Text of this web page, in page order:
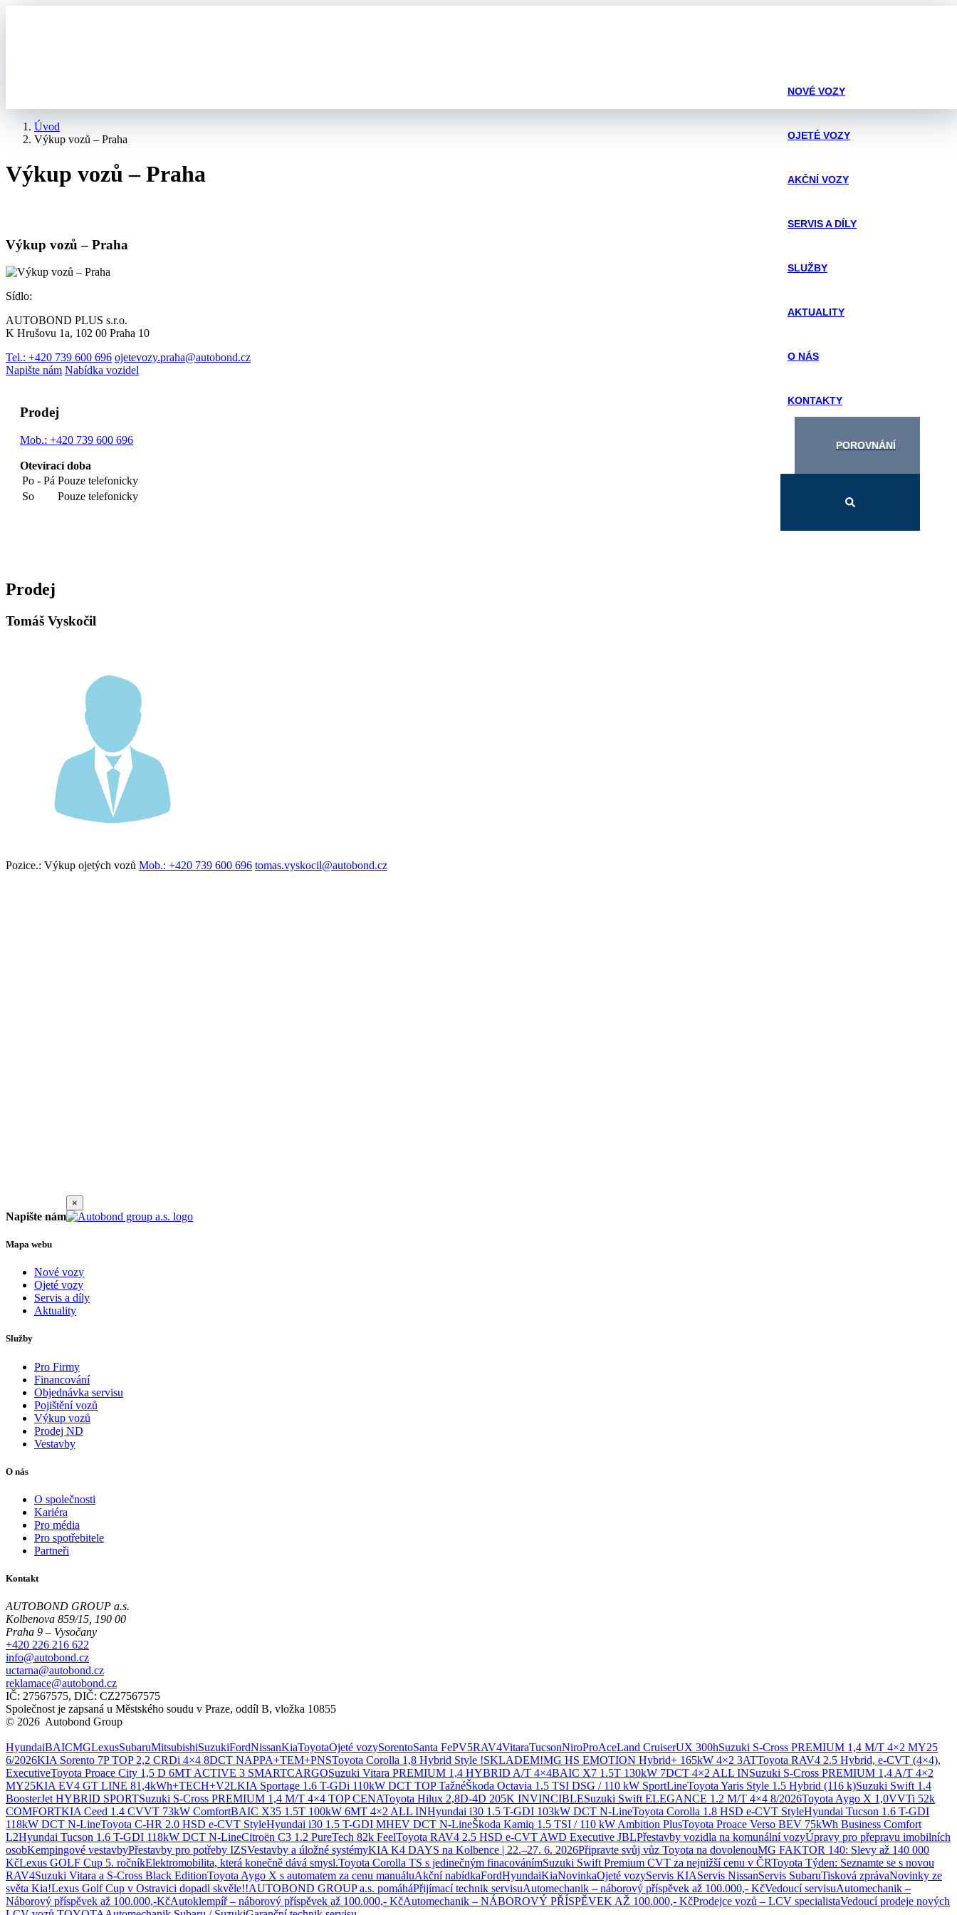
NOVÉ VOZY
OJETÉ VOZY
AKČNÍ VOZY
SERVIS A DÍLY
SLUŽBY
AKTUALITY
O NÁS
KONTAKTY
POROVNÁNÍ
Úvod
Výkup vozů – Praha
Výkup vozů – Praha
Výkup vozů – Praha
Sídlo:
AUTOBOND PLUS s.r.o.
K Hrušovu 1a, 102 00 Praha 10
Tel.: +420 739 600 696 ojetevozy.praha@autobond.cz
Napište nám Nabídka vozidel
Prodej
Mob.: +420 739 600 696
Otevírací doba
Po - Pá Pouze telefonicky
So
Pouze telefonicky
Prodej
Tomáš Vyskočil
Pozice.: Výkup ojetých vozů Mob.: +420 739 600 696 tomas.vyskocil@autobond.cz
Napište nám
×
Mapa webu
Nové vozy
Ojeté vozy
Servis a díly
Aktuality
Služby
Pro Firmy
Financování
Objednávka servisu
Pojištění vozů
Výkup vozů
Prodej ND
Vestavby
O nás
O společnosti
Kariéra
Pro média
Pro spotřebitele
Partneři
Kontakt
AUTOBOND GROUP a.s.
Kolbenova 859/15, 190 00
Praha 9 – Vysočany
+420 226 216 622
info@autobond.cz
uctarna@autobond.cz
reklamace@autobond.cz
IČ: 27567575, DIČ: CZ27567575
Společnost je zapsaná u Městského soudu v Praze, oddíl B, vložka 10855
© 2026 Autobond Group
HyundaiBAICMGLexusSubaruMitsubishiSuzukiFordNissanKiaToyotaOjeté vozySorentoSanta FePV5RAV4VitaraTucsonNiroProAceLand CruiserUX 300hSuzuki S-Cross PREMIUM 1,4 M/T 4×2 MY25
6/2026KIA Sorento 7P TOP 2,2 CRDi 4×4 8DCT NAPPA+TEM+PNSToyota Corolla 1,8 Hybrid Style !SKLADEM!MG HS EMOTION Hybrid+ 165kW 4×2 3ATToyota RAV4 2.5 Hybrid, e-CVT (4×4),
ExecutiveToyota Proace City 1,5 D 6MT ACTIVE 3 SMARTCARGOSuzuki Vitara PREMIUM 1,4 HYBRID A/T 4×4BAIC X7 1.5T 130kW 7DCT 4×2 ALL INSuzuki S-Cross PREMIUM 1,4 A/T 4×2
MY25KIA EV4 GT LINE 81,4kWh+TECH+V2LKIA Sportage 1.6 T-GDi 110kW DCT TOP TažnéŠkoda Octavia 1.5 TSI DSG / 110 kW SportLineToyota Yaris Style 1.5 Hybrid (116 k)Suzuki Swift 1.4
BoosterJet HYBRID SPORTSuzuki S-Cross PREMIUM 1,4 M/T 4×4 TOP CENAToyota Hilux 2,8D-4D 205K INVINCIBLESuzuki Swift ELEGANCE 1.2 M/T 4×4 8/2026Toyota Aygo X 1,0VVTi 52k
COMFORTKIA Ceed 1.4 CVVT 73kW ComfortBAIC X35 1.5T 100kW 6MT 4×2 ALL INHyundai i30 1.5 T-GDI 103kW DCT N-LineToyota Corolla 1.8 HSD e-CVT StyleHyundai Tucson 1.6 T-GDI
118kW DCT N-LineToyota C-HR 2.0 HSD e-CVT StyleHyundai i30 1.5 T-GDI MHEV DCT N-LineŠkoda Kamiq 1.5 TSI / 110 kW Ambition PlusToyota Proace Verso BEV 75kWh Business Comfort
L2Hyundai Tucson 1.6 T-GDI 118kW DCT N-LineCitroën C3 1.2 PureTech 82k FeelToyota RAV4 2.5 HSD e-CVT AWD Executive JBLPřestavby vozidla na komunální vozyÚpravy pro přepravu imobilních
osobKempingové vestavbyPřestavby pro potřeby IZSVestavby a úložné systémyKIA K4 DAYS na Kolbence | 22.–27. 6. 2026Připravte svůj vůz Toyota na dovolenouMG FAKTOR 140: Slevy až 140 000
KčLexus GOLF Cup 5. ročníkElektromobilita, která konečně dává smysl.Toyota Corolla TS s jedinečným finacovánímSuzuki Swift Premium CVT za nejnižší cenu v ČRToyota Týden: Seznamte se s novou
RAV4Suzuki Vitara a S-Cross Black EditionToyota Aygo X s automatem za cenu manuáluAkční nabídkaFordHyundaiKiaNovinkaOjeté vozyServis KIAServis NissanServis SubaruTisková zprávaNovinky ze
světa Kia!Lexus Golf Cup v Ostravici dopadl skvěle!!AUTOBOND GROUP a.s. pomáháPřijímací technik servisuAutomechanik – náborový příspěvek až 100.000,- KčVedoucí servisuAutomechanik –
Náborový příspěvek až 100.000,-KčAutoklempíř – náborový příspěvek až 100.000,- KčAutomechanik – NÁBOROVÝ PŘÍSPĚVEK AŽ 100.000,- KčProdejce vozů – LCV specialistaVedoucí prodeje nových